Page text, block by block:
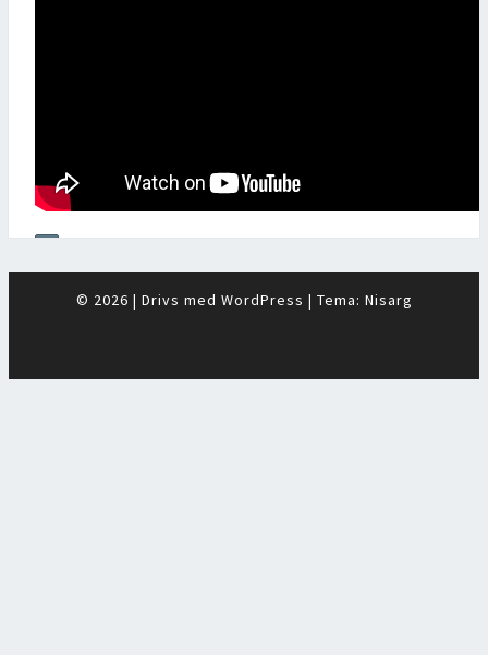
© 2026 | Drivs med WordPress | Tema: Nisarg